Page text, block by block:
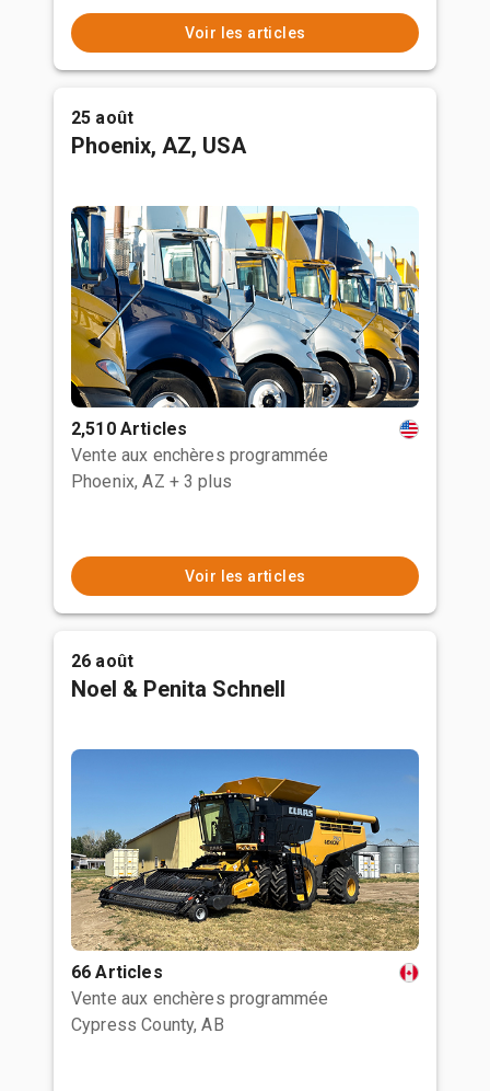
Voir les articles
25 août
Phoenix, AZ, USA
2,510 Articles
Vente aux enchères programmée
Phoenix, AZ + 3 plus
Voir les articles
26 août
Noel & Penita Schnell
66 Articles
Vente aux enchères programmée
Cypress County, AB